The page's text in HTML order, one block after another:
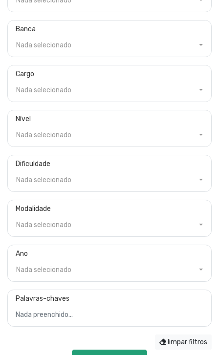
Banca
Nada selecionado
Cargo
Nada selecionado
Nível
Nada selecionado
Dificuldade
Nada selecionado
Modalidade
Nada selecionado
Ano
Nada selecionado
Palavras-chaves
limpar filtros